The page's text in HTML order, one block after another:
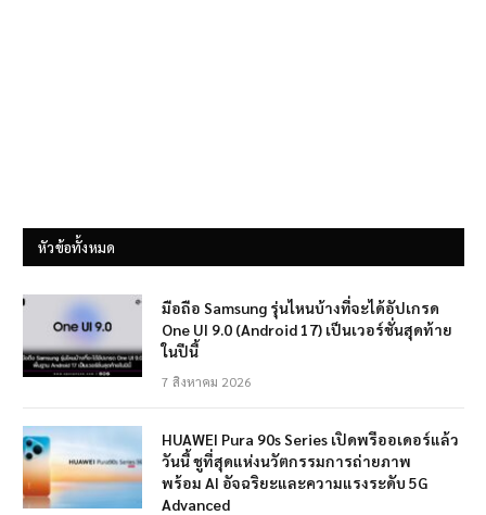
หัวข้อทั้งหมด
มือถือ Samsung รุ่นไหนบ้างที่จะได้อัปเกรด
One UI 9.0 (Android 17) เป็นเวอร์ชั่นสุดท้าย
ในปีนี้
7 สิงหาคม 2026
HUAWEI Pura 90s Series เปิดพรีออเดอร์แล้ว
วันนี้ ชูที่สุดแห่งนวัตกรรมการถ่ายภาพ
พร้อม AI อัจฉริยะและความแรงระดับ 5G
Advanced